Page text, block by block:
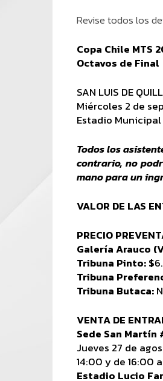
Revise todos los
Copa Chile MTS
Octavos de Final
SAN LUIS DE
Miércoles 2 de
Estadio
Todos los
contrario, no
mano para un
VALOR DE LAS
PRECIO
Galería Arauco
Tribuna Pinto: $
Tribuna
Tribuna Butaca:
VENTA DE
Sede San Martín
Jueves 27 de
14:00 y de 16:00
Estadio Lucio